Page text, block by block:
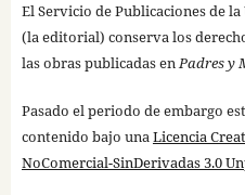
El Servicio de Publicaciones de
(la editorial) conserva los
las obras publicadas enPadres y
Pasado el periodo de embargo
contenido bajo unaLicencia
NoComercial-SinDerivadas 3.0